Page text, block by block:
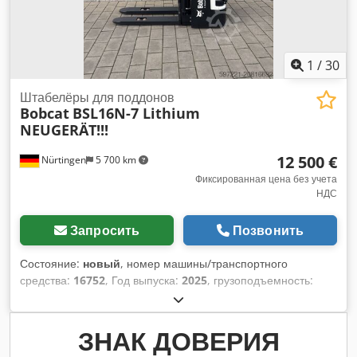
1 /30
Nürtingen 5 700 km
Штабелёры для поддонов
Bobcat BSL16N-7 Lithium
NEUGERÄT!!!
12 500 €
Фиксированная цена без учета
НДС
Запросить Позвонить
Состояние: новый, номер машины/транспортного
средства: 16752, Год выпуска: 2025, грузоподъемность:
5 520 мм
подъема:1 820 мм, центр тяжести груза:600 мм, тип
электрический , тип мачты:триплекс,
строительная высота:2 408 мм, напряжение аккумулятора:
ЗНАК ДОВЕРИЯ